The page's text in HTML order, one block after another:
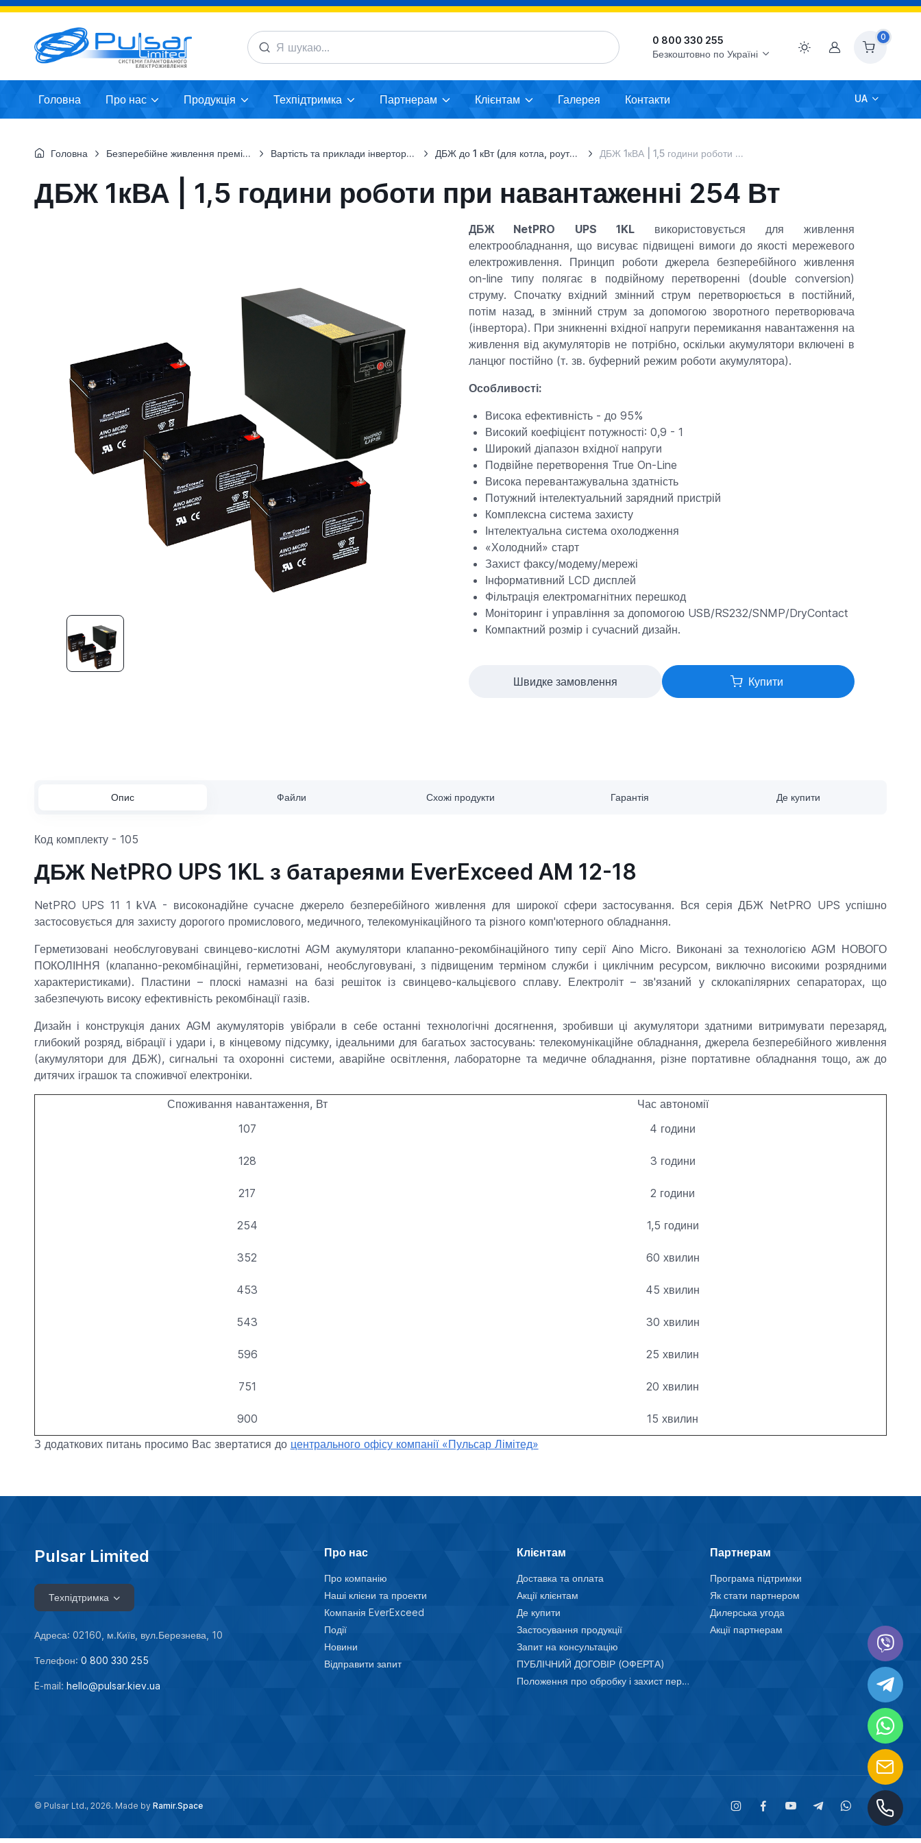
0 800 330 255
Безкоштовно по Україні
Акаунт
0
Головна Про нас Продукція Техпідтримка Партнерам Клієнтам Галерея Контакти UA
Головна Безперебійне живлення преміум-класу для об`єктів будівництв Вартість та приклади інверторних систем ДБЖ до 1 кВт (для котла, роутера...) ДБЖ 1кВА | 1,5 години роботи при навантаженні 254 Вт
ДБЖ 1кВА | 1,5 години роботи при навантаженні 254 Вт
ДБЖ NetPRO UPS 1KL використовується для живлення
електрообладнання, що висуває підвищені вимоги до якості мережевого
електроживлення. Принцип роботи джерела безперебійного живлення
on-line типу полягає в подвійному перетворенні (double conversion)
струму. Спочатку вхідний змінний струм перетворюється в постійний,
потім назад, в змінний струм за допомогою зворотного перетворювача
(інвертора). При зникненні вхідної напруги перемикання навантаження на
живлення від акумуляторів не потрібно, оскільки акумулятори включені в
ланцюг постійно (т. зв. буферний режим роботи акумулятора).
Особливості:
Висока ефективність - до 95%
Високий коефіцієнт потужності: 0,9 - 1
Широкий діапазон вхідної напруги
Подвійне перетворення True On-Line
Висока перевантажувальна здатність
Потужний інтелектуальний зарядний пристрій
Комплексна система захисту
Інтелектуальна система охолодження
«Холодний» старт
Захист факсу/модему/мережі
Інформативний LCD дисплей
Фільтрація електромагнітних перешкод
Моніторинг і управління за допомогою USB/RS232/SNMP/DryContact
Компактний розмір і сучасний дизайн.
Швидке замовлення Купити
Опис Файли Схожі продукти Гарантія Де купити
Код комплекту - 105
ДБЖ NetPRO UPS 1KL з батареями EverExceed AM 12-18
NetPRO UPS 11 1 kVA - високонадійне сучасне джерело безперебійного живлення для широкої сфери застосування. Вся серія ДБЖ NetPRO UPS успішно
застосовується для захисту дорогого промислового, медичного, телекомунікаційного та різного комп'ютерного обладнання.
Герметизовані необслуговувані свинцево-кислотні AGM акумулятори клапанно-рекомбінаційного типу серії Aino Micro. Виконані за технологією AGM НОВОГО
ПОКОЛІННЯ (клапанно-рекомбінаційні, герметизовані, необслуговувані, з підвищеним терміном служби і циклічним ресурсом, виключно високими розрядними
характеристиками). Пластини – плоскі намазні на базі решіток із свинцево-кальцієвого сплаву. Електроліт – зв'язаний у склокапілярних сепараторах, що
забезпечують високу ефективність рекомбінації газів.
Дизайн і конструкція даних AGM акумуляторів увібрали в себе останні технологічні досягнення, зробивши ці акумулятори здатними витримувати перезаряд,
глибокий розряд, вібрації і удари і, в кінцевому підсумку, ідеальними для багатьох застосувань: телекомунікаційне обладнання, джерела безперебійного живлення
(акумулятори для ДБЖ), сигнальні та охоронні системи, аварійне освітлення, лабораторне та медичне обладнання, різне портативне обладнання тощо, аж до
дитячих іграшок та споживчої електроніки.
Споживання навантаження, Вт
Час автономії
107
4 години
128 3 години
217 2 години
254 1,5 години
352 60 хвилин
453 45 хвилин
543 30 хвилин
596 25 хвилин
751 20 хвилин
900
15 хвилин
З додаткових питань просимо Вас звертатися до центрального офісу компанії «Пульсар Лімітед»
Pulsar Limited
Техпідтримка
Адреса: 02160, м.Київ, вул.Березнева, 10
Телефон: 0 800 330 255
E-mail: hello@pulsar.kiev.ua
Про нас
Про компанію
Наші клієни та проекти
Компанія EverExceed
Події
Новини
Відправити запит
Клієнтам
Доставка та оплата
Акції клієнтам
Де купити
Застосування продукції
Запит на консультацію
ПУБЛІЧНИЙ ДОГОВІР (ОФЕРТА)
Положення про обробку і захист персональних даних
Партнерам
Програма підтримки
Як стати партнером
Дилерська угода
Акції партнерам
© Pulsar Ltd., 2026. Made by Ramir.Space